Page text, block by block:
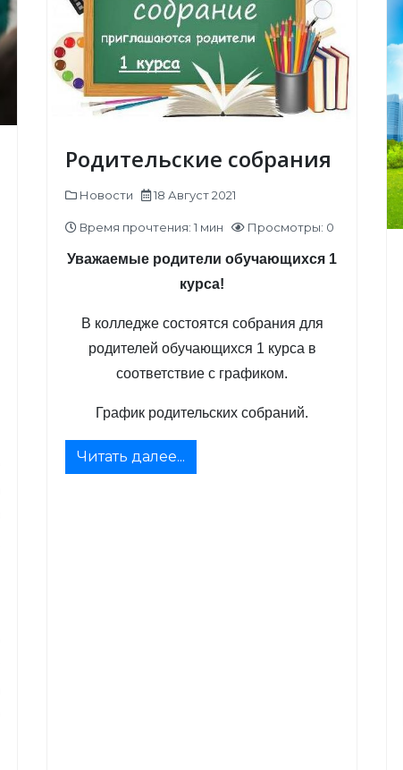
Родительские собрания
Новости 18 Август 2021
Время прочтения: 1 мин Просмотры: 0
Уважаемые родители обучающихся 1
курса!
В колледже состоятся собрания для
родителей обучающихся 1 курса в
соответствие с графиком.
График родительских собраний.
Читать далее...